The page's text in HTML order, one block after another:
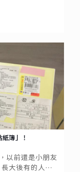
的環保公司。
開，像是第一
簿」！
以前還是小朋友
大後有的人還